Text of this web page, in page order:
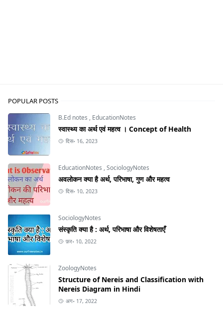
POPULAR POSTS
B.Ed notes , EducationNotes
स्वास्थ्य का अर्थ एवं महत्व । Concept of Health
दिस॰ 16, 2023
EducationNotes ,SociologyNotes
अवलोकन क्या है अर्थ, परिभाषा, गुण और महत्व
दिस॰ 10, 2023
SociologyNotes
संस्कृति क्या है : अर्थ, परिभाषा और विशेषताएँ
फ़र॰ 10, 2022
ZoologyNotes
Structure of Nereis and Classification with
Nereis Diagram in Hindi
अग॰ 17, 2022